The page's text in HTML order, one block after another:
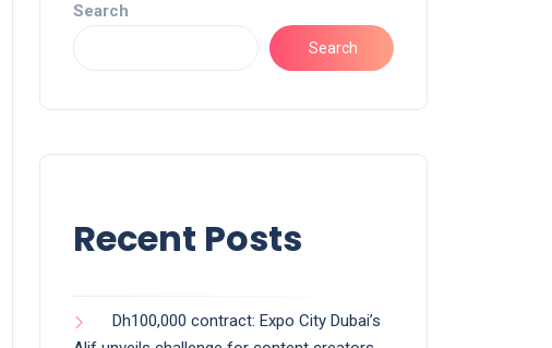
Search
Search
Recent Posts
Dh100,000 contract: Expo City Dubai’s